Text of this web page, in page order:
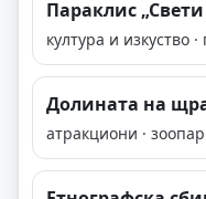
Параклис
култура и изкуство
Долината на
атракциони ·